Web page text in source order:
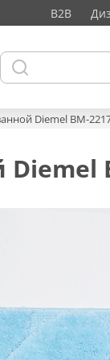
B2B
Diemel BM-